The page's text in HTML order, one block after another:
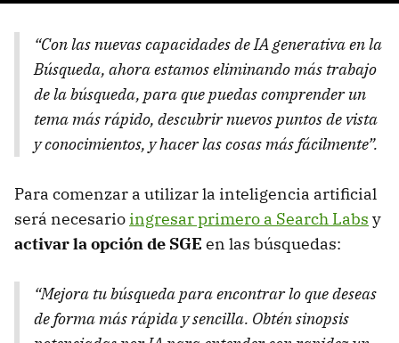
“Con las nuevas capacidades de IA generativa en la
Búsqueda, ahora estamos eliminando más trabajo
de la búsqueda, para que puedas comprender un
tema más rápido, descubrir nuevos puntos de vista
y conocimientos, y hacer las cosas más fácilmente”.
Para comenzar a utilizar la inteligencia artificial
será necesarioingresar primero a Search Labs y
activar la opción de SGE en las búsquedas:
“Mejora tu búsqueda para encontrar lo que deseas
de forma más rápida y sencilla. Obtén sinopsis